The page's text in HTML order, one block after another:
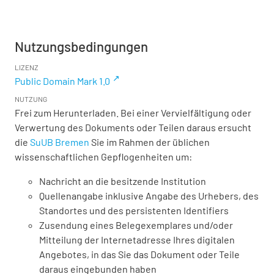
Nutzungsbedingungen
LIZENZ
Public Domain Mark 1.0
NUTZUNG
Frei zum Herunterladen. Bei einer Vervielfältigung oder
Verwertung des Dokuments oder Teilen daraus ersucht
die SuUB Bremen Sie im Rahmen der üblichen
wissenschaftlichen Gepflogenheiten um:
Nachricht an die besitzende Institution
Quellenangabe inklusive Angabe des Urhebers, des
Standortes und des persistenten Identifiers
Zusendung eines Belegexemplares und/oder
Mitteilung der Internetadresse Ihres digitalen
Angebotes, in das Sie das Dokument oder Teile
daraus eingebunden haben